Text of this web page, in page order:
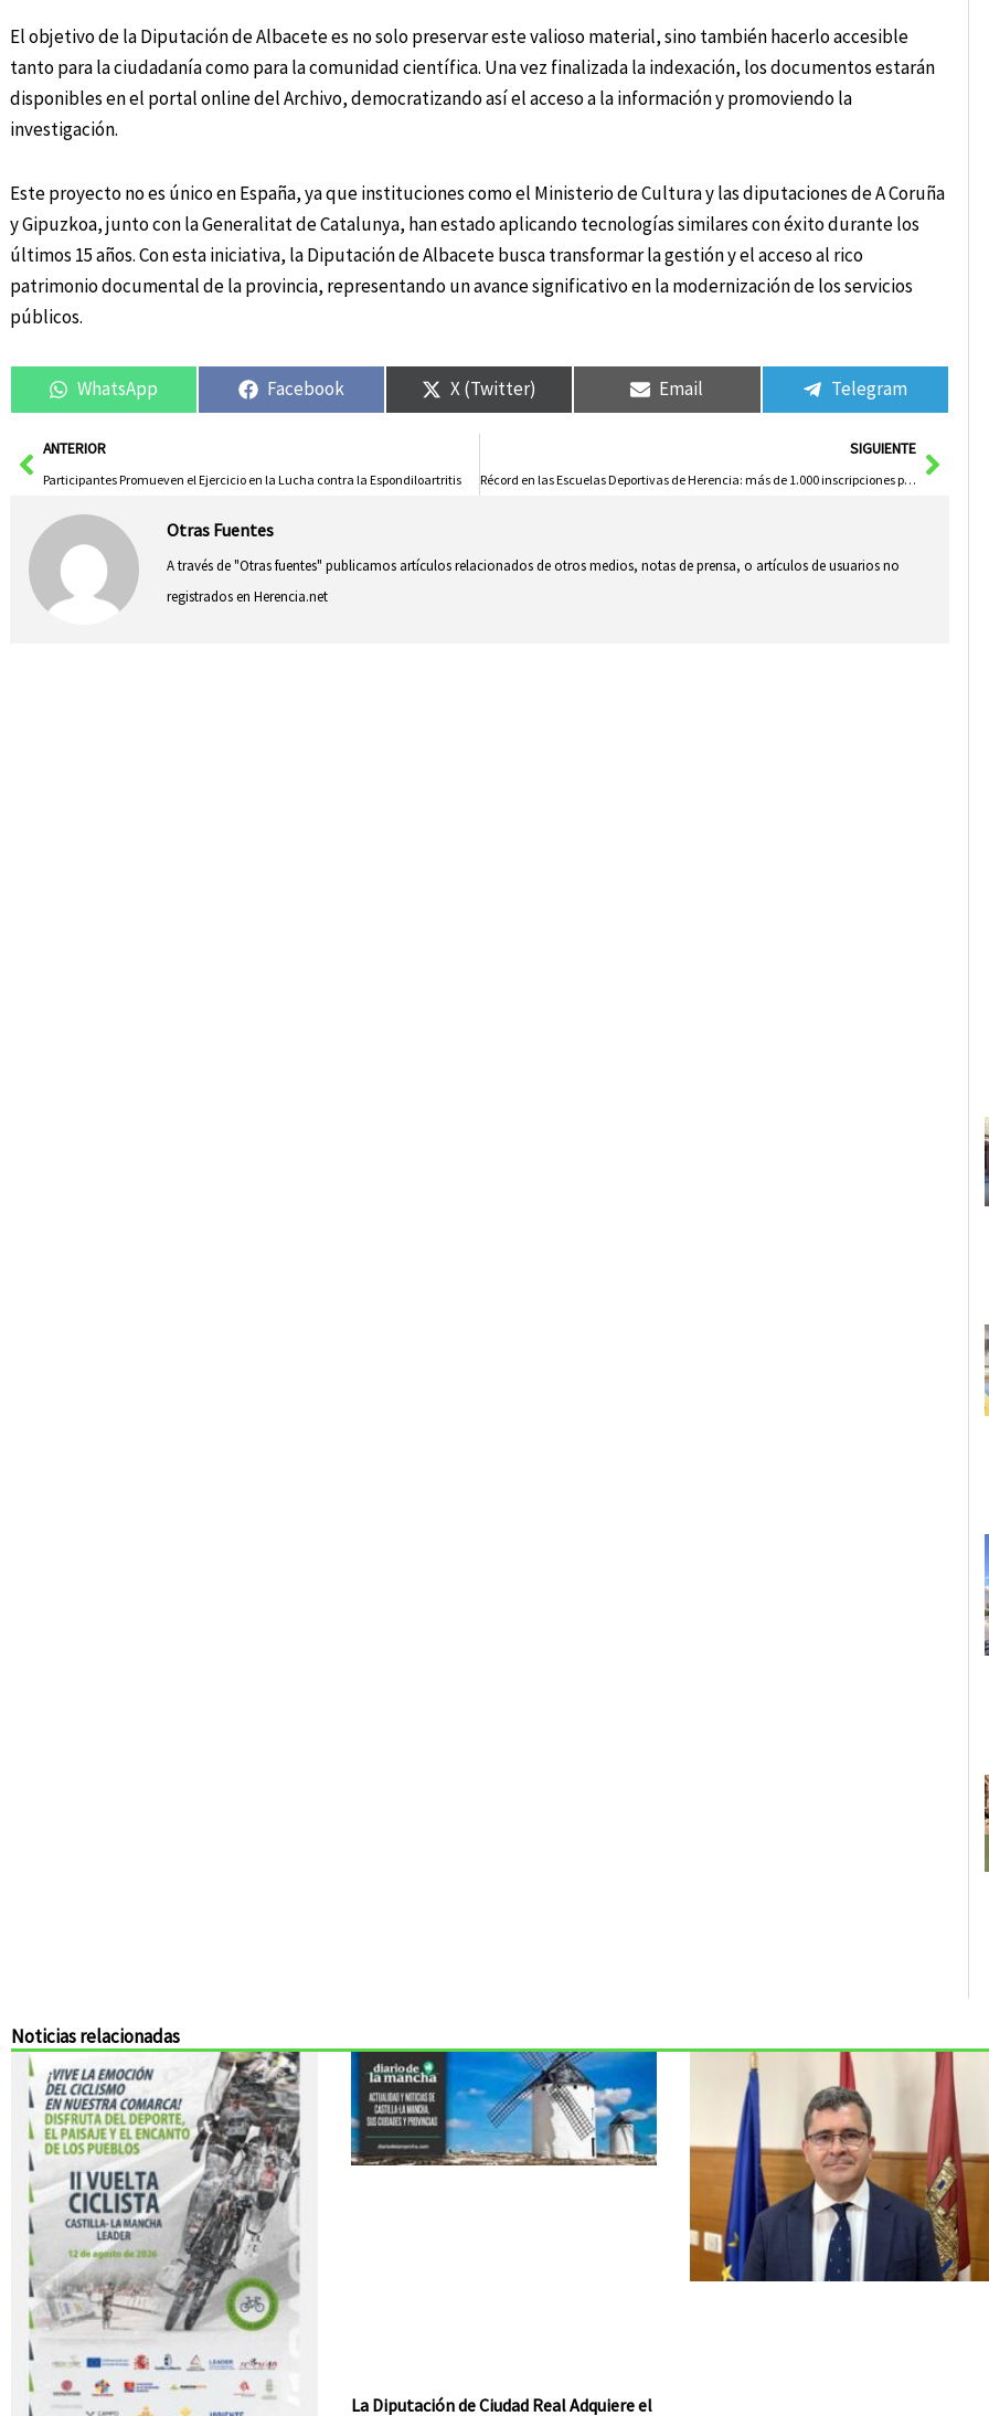
El objetivo de la Diputación de Albacete es no solo preservar este valioso material, sino también hacerlo accesible
tanto para la ciudadanía como para la comunidad científica. Una vez finalizada la indexación, los documentos estarán
disponibles en el portal online del Archivo, democratizando así el acceso a la información y promoviendo la
investigación.
Este proyecto no es único en España, ya que instituciones como el Ministerio de Cultura y las diputaciones de A Coruña
y Gipuzkoa, junto con la Generalitat de Catalunya, han estado aplicando tecnologías similares con éxito durante los
últimos 15 años. Con esta iniciativa, la Diputación de Albacete busca transformar la gestión y el acceso al rico
patrimonio documental de la provincia, representando un avance significativo en la modernización de los servicios
públicos.
WhatsApp Facebook X (Twitter) Email Telegram
AntANTERIOR
Participantes Promueven el Ejercicio en la Lucha contra la Espondiloartritis
SIGUIENTE
Récord en las Escuelas Deportivas de Herencia: más de 1.000 inscripciones por segundo año consecutivo
Otras Fuentes
A través de "Otras fuentes" publicamos artículos relacionados de otros medios, notas de prensa, o artículos de usuarios no
registrados en Herencia.net
Noticias relacionadas
La Diputación de Ciudad Real Adquiere el